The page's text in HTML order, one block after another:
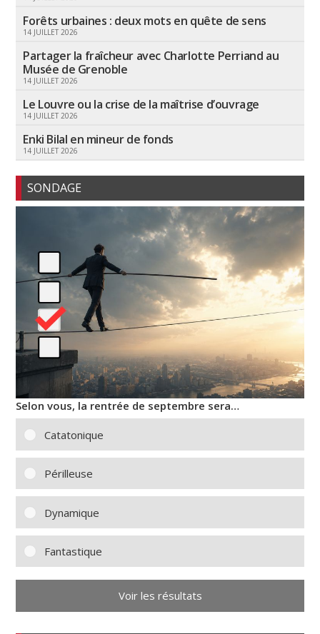
Forêts urbaines : deux mots en quête de sens
14 JUILLET 2026
Partager la fraîcheur avec Charlotte Perriand au
Musée de Grenoble
14 JUILLET 2026
Le Louvre ou la crise de la maîtrise d’ouvrage
14 JUILLET 2026
Enki Bilal en mineur de fonds
14 JUILLET 2026
SONDAGE
Selon vous, la rentrée de septembre sera…
Catatonique
Périlleuse
Dynamique
Fantastique
Voir les résultats